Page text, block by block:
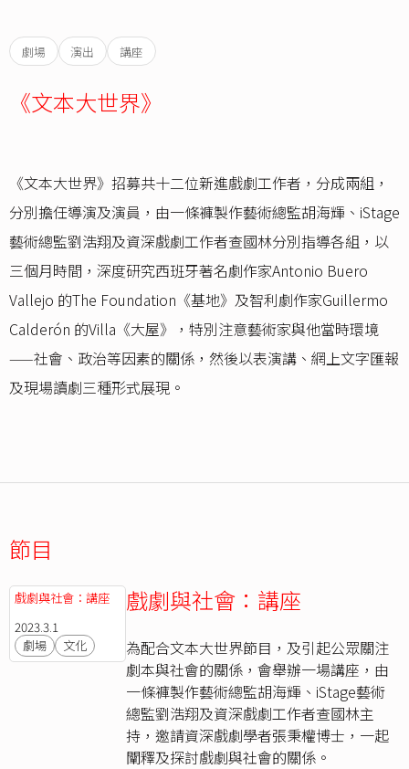
劇場 演出 講座
《文本大世界》
《文本大世界》招募共十二位新進戲劇工作者，分成兩組，
分別擔任導演及演員，由一條褲製作藝術總監胡海輝、iStage
藝術總監劉浩翔及資深戲劇工作者查國林分別指導各組，以
三個月時間，深度研究西班牙著名劇作家Antonio Buero
Vallejo 的The Foundation《基地》及智利劇作家Guillermo
Calderón 的Villa《大屋》，特別注意藝術家與他當時環境
——社會、政治等因素的關係，然後以表演講、網上文字匯報
及現場讀劇三種形式展現。
節目
戲劇與社會：講座
2023.3.1
劇場
文化
戲劇與社會：講座
為配合文本大世界節目，及引起公眾關注
劇本與社會的關係，會舉辦一場講座，由
一條褲製作藝術總監胡海輝、iStage藝術
總監劉浩翔及資深戲劇工作者查國林主
持，邀請資深戲劇學者張秉權博士，一起
闡釋及探討戲劇與社會的關係。